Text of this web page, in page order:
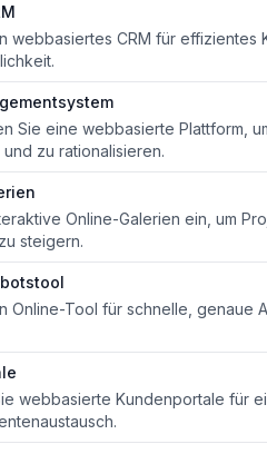
webbasiertes CRM für effizientes
Sie eine webbasierte Plattform,
zu rationalisieren.
Online-Galerien ein, um
steigern.
Online-Tool für schnelle, genaue
webbasierte Kundenportale für